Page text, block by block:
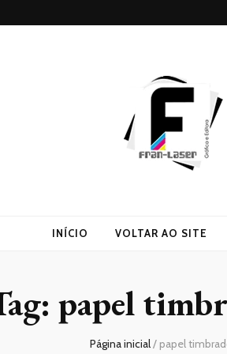
INÍCIO VOLTAR AO SITE
papel
Página inicial/ papel